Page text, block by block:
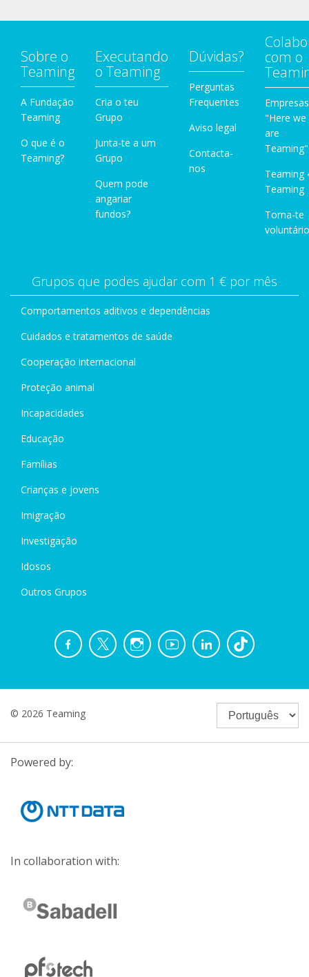
Sobre o
Teaming
A Fundação
Teaming
O que é o
Teaming?
Executando
o Teaming
Cria o teu
Grupo
Junta-te a um
Grupo
Quem pode
angariar
fundos?
Dúvidas?
Perguntas
Frequentes
Aviso legal
Contacta-
nos
com o
Empresas
"Here we
are
Teaming"
Teaming
Teaming
Torna-te
Grupos que podes ajudar com 1 € por mês
Comportamentos aditivos e dependências
Cuidados e tratamentos de saúde
Cooperação internacional
Proteção animal
Incapacidades
Educação
Famílias
Crianças e jovens
Imigração
Investigação
Idosos
Outros Grupos
© 2026 Teaming
Powered by:
In collaboration with: